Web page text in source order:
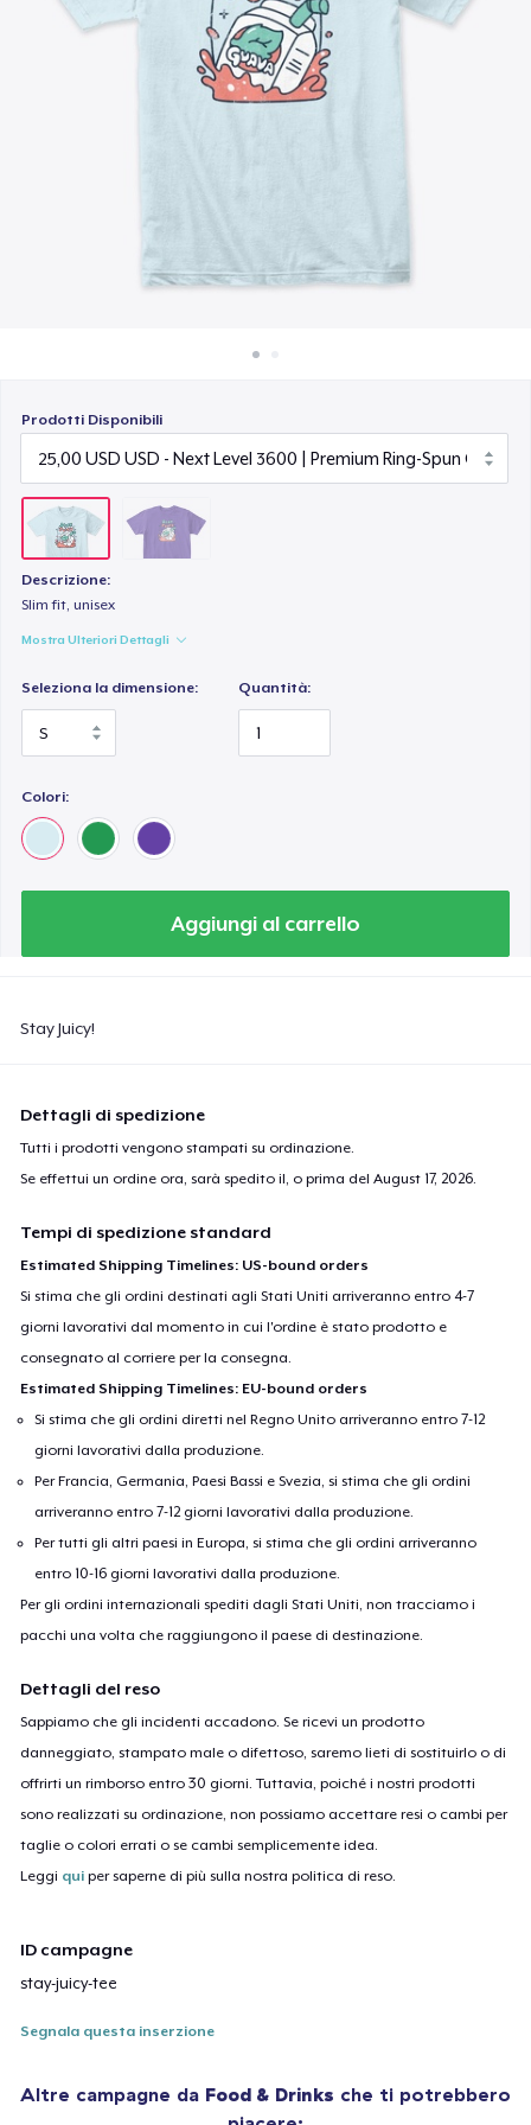
Vendi ovunque
Vendi qualsiasi cosa
Prodotti Disponibili
Descrizione:
Slim fit, unisex
Mostra Ulteriori Dettagli
Seleziona la dimensione: Quantità:
Colori:
Aggiungi al carrello
Stay Juicy!
Dettagli di spedizione
Tutti i prodotti vengono stampati su ordinazione.
Se effettui un ordine ora, sarà spedito il, o prima delAugust 17, 2026.
Tempi di spedizione standard
Estimated Shipping Timelines: US-bound orders
Si stima che gli ordini destinati agli Stati Uniti arriveranno entro 4-7
giorni lavorativi dal momento in cui l'ordine è stato prodotto e
consegnato al corriere per la consegna.
Estimated Shipping Timelines: EU-bound orders
Si stima che gli ordini diretti nel Regno Unito arriveranno entro 7-12
giorni lavorativi dalla produzione.
Per Francia, Germania, Paesi Bassi e Svezia, si stima che gli ordini
arriveranno entro 7-12 giorni lavorativi dalla produzione.
Per tutti gli altri paesi in Europa, si stima che gli ordini arriveranno
entro 10-16 giorni lavorativi dalla produzione.
Per gli ordini internazionali spediti dagli Stati Uniti, non tracciamo i
pacchi una volta che raggiungono il paese di destinazione.
Dettagli del reso
Sappiamo che gli incidenti accadono. Se ricevi un prodotto
danneggiato, stampato male o difettoso, saremo lieti di sostituirlo o di
offrirti un rimborso entro 30 giorni. Tuttavia, poiché i nostri prodotti
sono realizzati su ordinazione, non possiamo accettare resi o cambi per
taglie o colori errati o se cambi semplicemente idea.
Leggi qui per saperne di più sulla nostra politica di reso.
ID campagne
stay-juicy-tee
Segnala questa inserzione
Altre campagne da Food & Drinks che ti potrebbero